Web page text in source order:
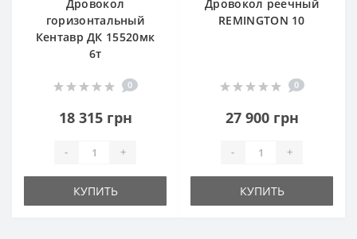
Дровокол
горизонтальный
Кентавр ДК 15520мк
6т
0
18 315 грн
- +
КУПИТЬ
Дровокол реечный
REMINGTON 10
0
27 900 грн
- +
КУПИТЬ